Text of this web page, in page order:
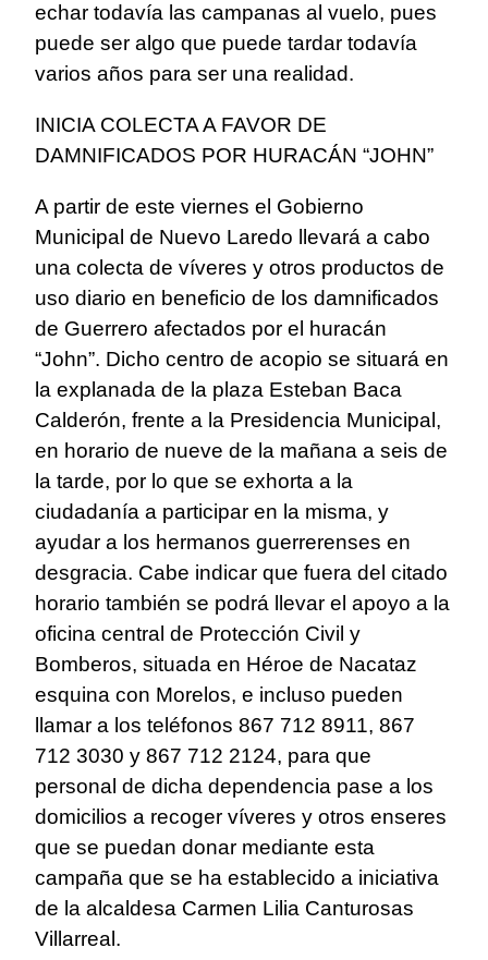
echar todavía las campanas al vuelo, pues
puede ser algo que puede tardar todavía
varios años para ser una realidad.
INICIA COLECTA A FAVOR DE
DAMNIFICADOS POR HURACÁN “JOHN”
A partir de este viernes el Gobierno
Municipal de Nuevo Laredo llevará a cabo
una colecta de víveres y otros productos de
uso diario en beneficio de los damnificados
de Guerrero afectados por el huracán
“John”. Dicho centro de acopio se situará en
la explanada de la plaza Esteban Baca
Calderón, frente a la Presidencia Municipal,
en horario de nueve de la mañana a seis de
la tarde, por lo que se exhorta a la
ciudadanía a participar en la misma, y
ayudar a los hermanos guerrerenses en
desgracia. Cabe indicar que fuera del citado
horario también se podrá llevar el apoyo a la
oficina central de Protección Civil y
Bomberos, situada en Héroe de Nacataz
esquina con Morelos, e incluso pueden
llamar a los teléfonos 867 712 8911, 867
712 3030 y 867 712 2124, para que
personal de dicha dependencia pase a los
domicilios a recoger víveres y otros enseres
que se puedan donar mediante esta
campaña que se ha establecido a iniciativa
de la alcaldesa Carmen Lilia Canturosas
Villarreal.